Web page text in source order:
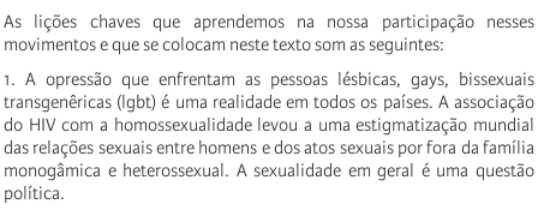
As lições chaves que aprendemos na nossa participação nesses
movimentos e que se colocam neste texto som as seguintes:
1. A opressão que enfrentam as pessoas lésbicas, gays, bissexuais
transgenêricas (lgbt) é uma realidade em todos os países. A associação
do HIV com a homossexualidade levou a uma estigmatização mundial
das relações sexuais entre homens e dos atos sexuais por fora da família
monogâmica e heterossexual. A sexualidade em geral é uma questão
política.